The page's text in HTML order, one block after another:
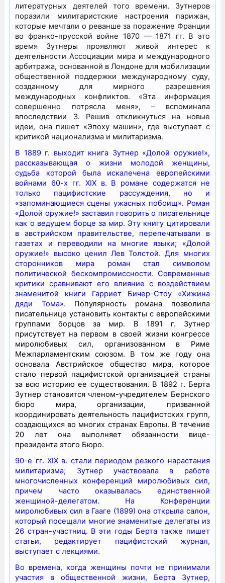
литературных деятелей того времени. Зутнеров
поразили милитаристские настроения парижан,
которые мечтали о реванше за поражение Франции
во франко-прусской войне 1870 — 1871 гг. В это
время Зутнеры проявляют живой интерес к
деятельности Ассоциации мира и международного
арбитража, основанной в Лондоне для мобилизации
общественной поддержки международному суду,
созданному для мирного разрешения
международных конфликтов. «Эта информация
совершенно потрясла меня», – вспоминала
впоследствии З. Решив откликнуться на новые
идеи, она пишет «Эпоху машин», где выступает с
критикой национализма и милитаризма.
В 1889 г. выходит книга Зутнер «Долой оружие!»,
рассказывающая о жизни молодой женщины,
судьба которой была искалечена европейскими
войнами 60-х гг. XIX в. В романе содержатся не
только пацифистские рассуждения, но и
«запоминающиеся сцены ужасных побоищ». Роман
«Долой оружие!» заставил говорить о писательнице
как о ведущем борце за мир. Эту книгу цитировали
в австрийском правительстве, перепечатывали в
газетах и переводили на многие языки; «Долой
оружие!» высоко ценил Лев Толстой. Для многих
сторонников мира роман стал символом
политической бескомпромиссности. Современные
критики сравнивают его влияние с воздействием
знаменитой книги Гарриет Бичер-Стоу «Хижина
дяди Тома». Популярность романа позволила
писательнице установить контакты с европейскими
группами борцов за мир. В 1891 г. Зутнер
присутствует на первом в своей жизни конгрессе
миролюбивых сил, организованном в Риме
Межпарламентским союзом. В том же году она
основала Австрийское общество мира, которое
стало первой пацифистской организацией страны
за всю историю ее существования. В 1892 г. Берта
Зутнер становится членом-учредителем Бернского
бюро мира, организации, призванной
координировать деятельность пацифистских групп,
создающихся во многих странах Европы. В течение
20 лет она выполняет обязанности вице-
президента этого Бюро.
90-е гг. XIX в. стали периодом резкого нарастания
милитаризма; Зутнер участвовала в работе
многочисленных конференций миролюбивых сил,
причем часто оказывалась единственной
женщиной-делегатом. На Конференции
миролюбивых сил в Гааге (1899) она открыла салон,
который посещали многие знаменитые делегаты из
26 стран-участниц. В эти годы Берта также пишет
статьи, редактирует пацифистский журнал,
выступает с лекциями.
Во времена, когда женщины почти не принимали
участия в общественной жизни, Берта Зутнер,